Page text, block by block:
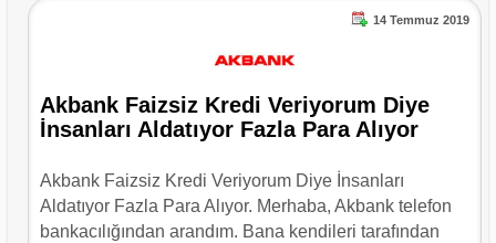
14 Temmuz 2019
Akbank Faizsiz Kredi Veriyorum Diye
İnsanları Aldatıyor Fazla Para Alıyor
Akbank Faizsiz Kredi Veriyorum Diye İnsanları
Aldatıyor Fazla Para Alıyor. Merhaba, Akbank telefon
bankacılığından arandım. Bana kendileri tarafından